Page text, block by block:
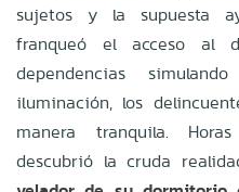
sujetos y la supuesta
franqueó el acceso al
dependencias
iluminación, los
manera tranquila.
descubrió la cruda